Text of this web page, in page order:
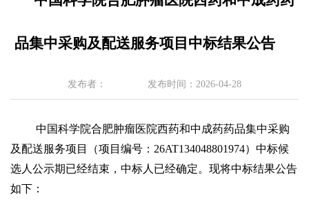
品集中采购及配送服务项目中标结果公告
发布者： 发布时间：2026-04-28
中国科学院合肥肿瘤医院西药和中成药药品集中采购
及配送服务项目（项目编号： 26AT134048801974）中标候
选人公示期已经结束， 中标人已经确定。现将中标结果公告
如下：